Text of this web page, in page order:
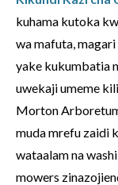
kuhama kutoka
wa mafuta,
yake kukumbatia
uwekaji umeme
Morton
muda mrefu zaidi
wataalam na
mowers